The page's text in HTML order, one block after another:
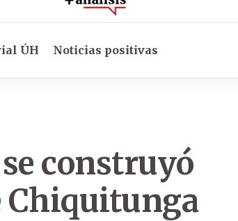
ÚH Noticias positivas
construyó
Chiquitunga